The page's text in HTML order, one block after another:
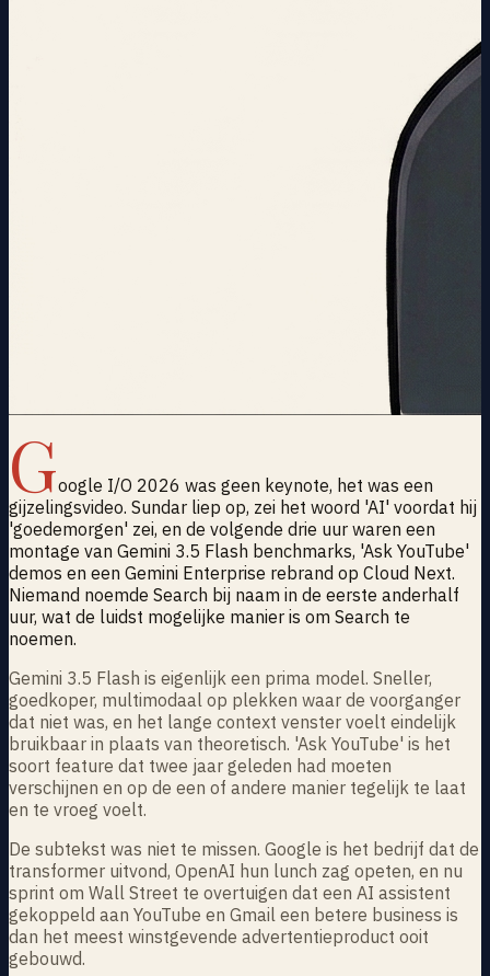
Google I/O 2026 was geen keynote, het was een
gijzelingsvideo. Sundar liep op, zei het woord 'AI' voordat hij
'goedemorgen' zei, en de volgende drie uur waren een
montage van Gemini 3.5 Flash benchmarks, 'Ask YouTube'
demos en een Gemini Enterprise rebrand op Cloud Next.
Niemand noemde Search bij naam in de eerste anderhalf
uur, wat de luidst mogelijke manier is om Search te
noemen.
Gemini 3.5 Flash is eigenlijk een prima model. Sneller,
goedkoper, multimodaal op plekken waar de voorganger
dat niet was, en het lange context venster voelt eindelijk
bruikbaar in plaats van theoretisch. 'Ask YouTube' is het
soort feature dat twee jaar geleden had moeten
verschijnen en op de een of andere manier tegelijk te laat
en te vroeg voelt.
De subtekst was niet te missen. Google is het bedrijf dat de
transformer uitvond, OpenAI hun lunch zag opeten, en nu
sprint om Wall Street te overtuigen dat een AI assistent
gekoppeld aan YouTube en Gmail een betere business is
dan het meest winstgevende advertentieproduct ooit
gebouwd.